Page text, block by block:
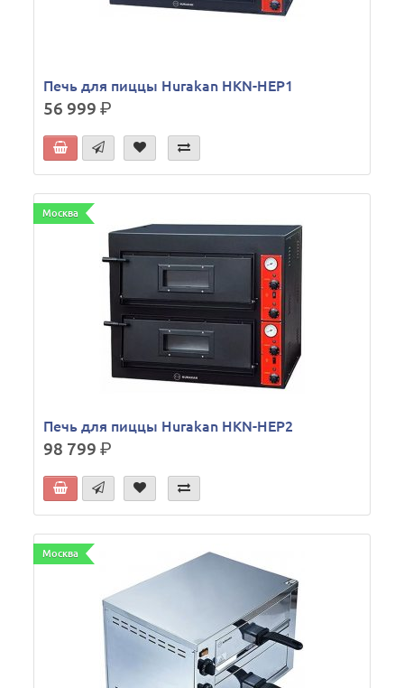
Печь для пиццы Hurakan HKN-HEP1
56 999р.
Москва
Печь для пиццы Hurakan HKN-HEP2
98 799р.
Москва